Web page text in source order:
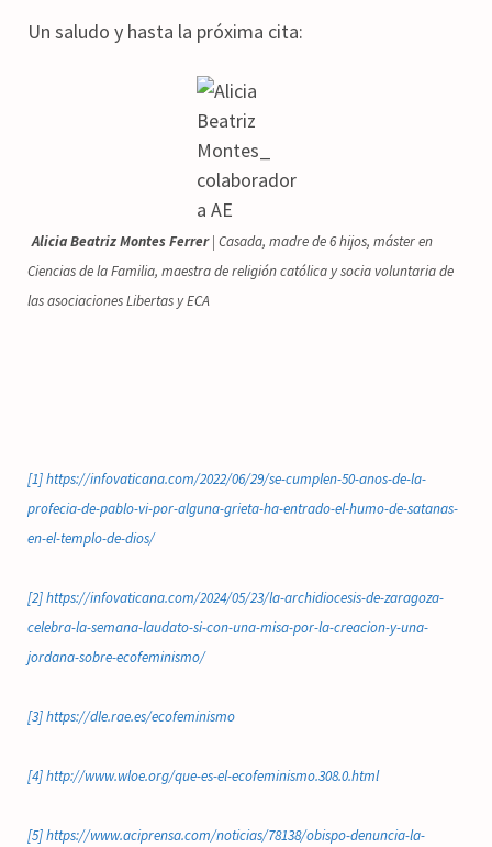
Un saludo y hasta la próxima cita:
Alicia Beatriz Montes Ferrer| Casada, madre de 6 hijos, máster en
Ciencias de la Familia, maestra de religión católica y socia voluntaria de
las asociaciones Libertas y ECA
[1]https://infovaticana.com/2022/06/29/se-cumplen-50-anos-de-la-
profecia-de-pablo-vi-por-alguna-grieta-ha-entrado-el-humo-de-satanas-
en-el-templo-de-dios/
[2]https://infovaticana.com/2024/05/23/la-archidiocesis-de-zaragoza-
celebra-la-semana-laudato-si-con-una-misa-por-la-creacion-y-una-
jordana-sobre-ecofeminismo/
[3]https://dle.rae.es/ecofeminismo
[4]http://www.wloe.org/que-es-el-ecofeminismo.308.0.html
[5]https://www.aciprensa.com/noticias/78138/obispo-denuncia-la-